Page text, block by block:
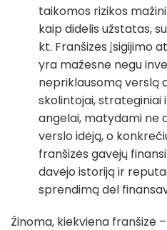
taikomos rizikos
kaip didelis užstatas,
kt. Franšizės įsigijimo
yra mažesnė negu
nepriklausomą verslą
skolintojai, strateginiai
angelai, matydami ne
verslo idėją, o
franšizės gavėjų
davėjo istoriją ir
sprendimą dėl
Žinoma, kiekviena franšizė